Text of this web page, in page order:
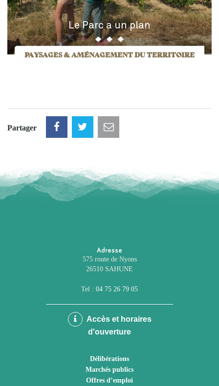
Le Parc a un plan
PAYSAGES & AMÉNAGEMENT DU TERRITOIRE
Partager
Adresse
575 route de Nyons
26510 SAHUNE
Tel : 04 75 26 79 05
Accès et horaires
d'ouverture
Délibérations
Marchés publics
Offres d’emploi